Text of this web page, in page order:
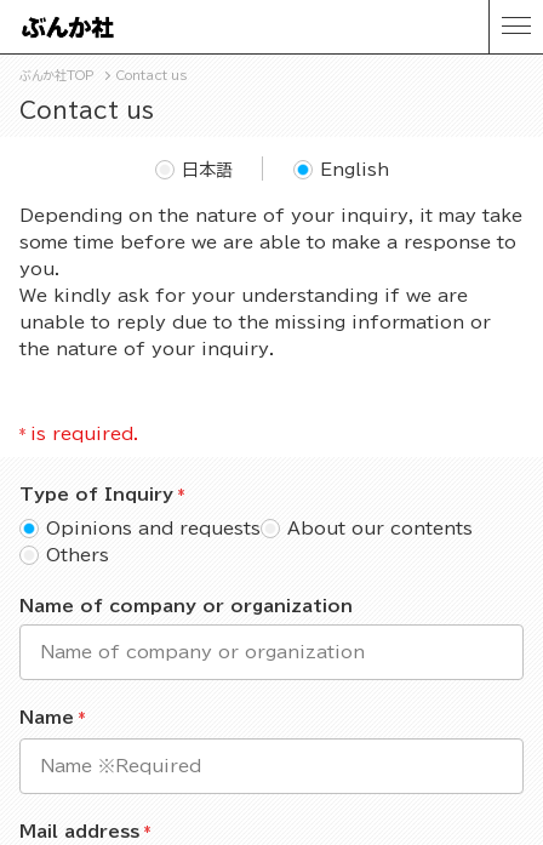
ぶんか社TOP Contact us
Contact us
Depending on the nature of your inquiry, it may take
some time before we are able to make a response to
you.
We kindly ask for your understanding if we are
unable to reply due to the missing information or
the nature of your inquiry.
日本語 English
* is required.
Type of Inquiry
Opinions and requests
About our contents
Others
Name of company or organization
Name
Mail address